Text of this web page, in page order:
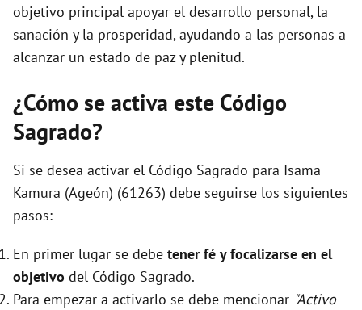
objetivo principal apoyar el desarrollo personal, la
sanación y la prosperidad, ayudando a las personas a
alcanzar un estado de paz y plenitud.
¿Cómo se activa este Código
Sagrado?
Si se desea activar el Código Sagrado para Isama
Kamura (Ageón) (61263) debe seguirse los siguientes
pasos:
En primer lugar se debe tener fé y focalizarse en el
objetivo del Código Sagrado.
Para empezar a activarlo se debe mencionar "Activo